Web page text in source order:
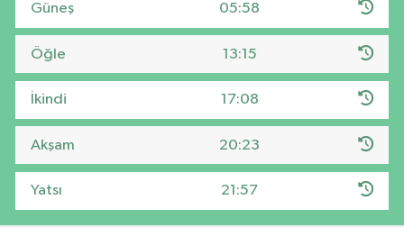
Güneş 05:58
Öğle 13:15
İkindi 17:08
Akşam 20:23
Yatsı 21:57